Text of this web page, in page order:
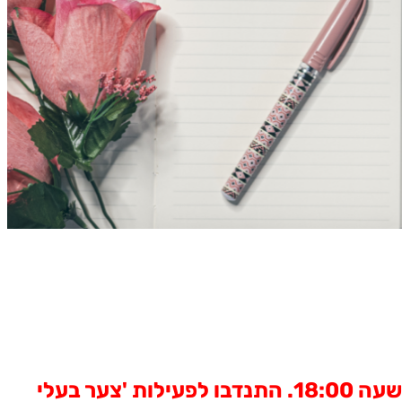
שועל אריה וחמור יצאו לציד.. מופע התרמה במסגרת 'פסטיבל מספרי סיפורים' ב- 2.10 בשעה 18:00. התנדבו לפעילות 'צער בעלי